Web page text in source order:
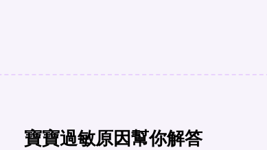
寶寶過敏原因幫你解答